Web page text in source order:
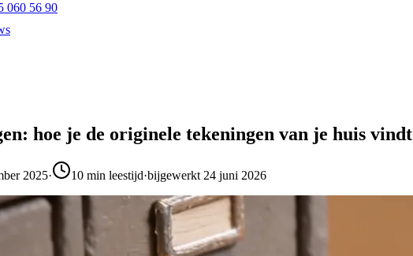
060 56 90
hoe je de originele tekeningen van je huis vindt
2025· 10 min leestijd·bijgewerkt 24 juni 2026